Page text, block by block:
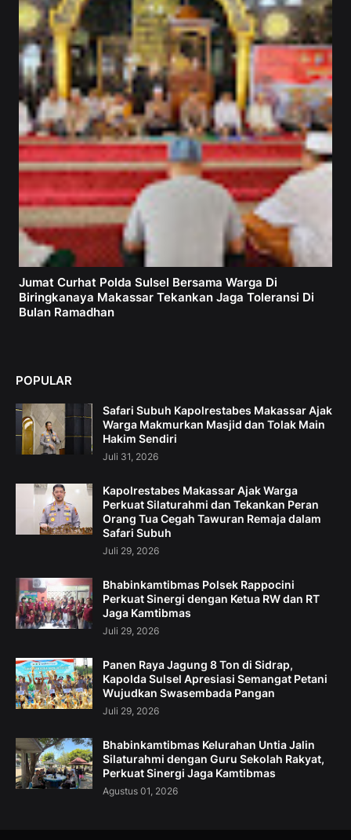
Jumat Curhat Polda Sulsel Bersama Warga Di
Biringkanaya Makassar Tekankan Jaga Toleransi Di
Bulan Ramadhan
POPULAR
Safari Subuh Kapolrestabes Makassar Ajak
Warga Makmurkan Masjid dan Tolak Main
Hakim Sendiri
Juli 31, 2026
Kapolrestabes Makassar Ajak Warga
Perkuat Silaturahmi dan Tekankan Peran
Orang Tua Cegah Tawuran Remaja dalam
Safari Subuh
Juli 29, 2026
Bhabinkamtibmas Polsek Rappocini
Perkuat Sinergi dengan Ketua RW dan RT
Jaga Kamtibmas
Juli 29, 2026
Panen Raya Jagung 8 Ton di Sidrap,
Kapolda Sulsel Apresiasi Semangat Petani
Wujudkan Swasembada Pangan
Juli 29, 2026
Bhabinkamtibmas Kelurahan Untia Jalin
Silaturahmi dengan Guru Sekolah Rakyat,
Perkuat Sinergi Jaga Kamtibmas
Agustus 01, 2026